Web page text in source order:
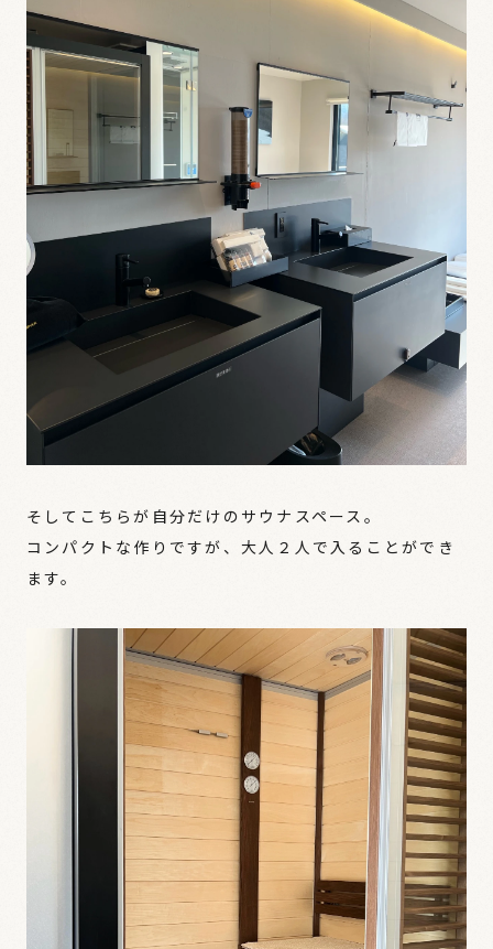
そしてこちらが自分だけのサウナスペース。
コンパクトな作りですが、大人２人で入ることができ
ます。